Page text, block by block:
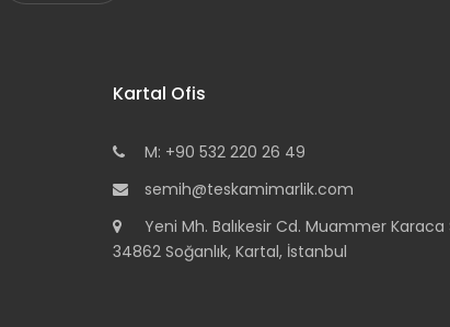
Kartal Ofis
M: +90 532 220 26 49
semih@teskamimarlik.com
Yeni Mh. Balıkesir Cd. Muammer Karaca
34862 Soğanlık, Kartal, İstanbul